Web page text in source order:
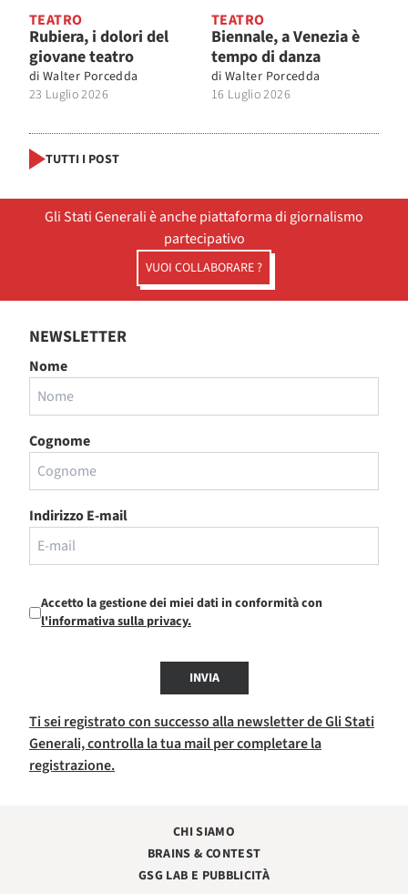
TEATRO
Rubiera, i dolori del
giovane teatro
di Walter Porcedda
23 Luglio 2026
TEATRO
Biennale, a Venezia è
tempo di danza
di Walter Porcedda
16 Luglio 2026
TUTTI I POST
Gli Stati Generali è anche piattaforma di giornalismo
partecipativo
VUOI COLLABORARE ?
NEWSLETTER
Nome
Cognome
Indirizzo E-mail
Accetto la gestione dei miei dati in conformità con
l'informativa sulla privacy.
INVIA
Ti sei registrato con successo alla newsletter de Gli Stati
Generali, controlla la tua mail per completare la
registrazione.
CHI SIAMO
BRAINS & CONTEST
GSG LAB E PUBBLICITÀ